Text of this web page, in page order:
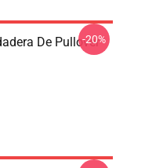
De Pullover
-20%